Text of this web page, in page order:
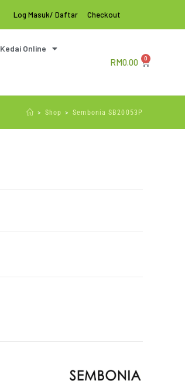
Log Masuk/ Daftar Checkout
Kedai Online
RM0.00 0
> Shop > Sembonia SB20053P